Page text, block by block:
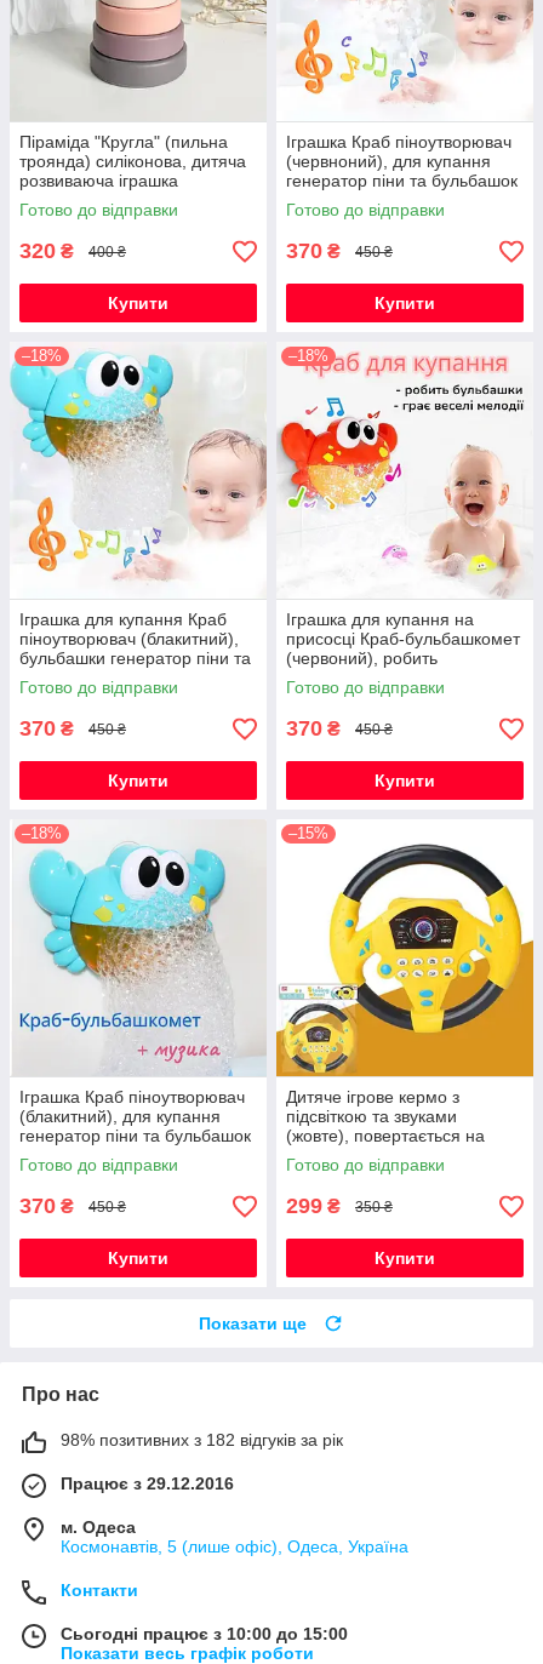
Піраміда "Кругла" (пильна
троянда) силіконова, дитяча
розвиваюча іграшка
сенсорна
Готово до відправки
320 ₴ 400 ₴
Купити
Іграшка Краб піноутворювач
(червноний), для купання
генератор піни та бульбашок
з музикою на присосці
Готово до відправки
370 ₴ 450 ₴
Купити
–18%
Іграшка для купання Краб
піноутворювач (блакитний),
бульбашки генератор піни та
бульбашок з музикою на
присосці
Готово до відправки
370 ₴ 450 ₴
Купити
–18%
Іграшка для купання на
присосці Краб-бульбашкомет
(червоний), робить
бульбашки та грає веселі
мелодії
Готово до відправки
370 ₴ 450 ₴
Купити
–18%
Іграшка Краб піноутворювач
(блакитний), для купання
генератор піни та бульбашок
з музикою на присосці
Готово до відправки
370 ₴ 450 ₴
Купити
–15%
Дитяче ігрове кермо з
підсвіткою та звуками
(жовте), повертається на
360°, інтерактивна
розвиваюча іграшка
Готово до відправки
299 ₴ 350 ₴
Купити
Показати ще
Про нас
98% позитивних з 182 відгуків за рік
Працює з 29.12.2016
м. Одеса
Космонавтів, 5 (лише офіс), Одеса, Україна
Контакти
Сьогодні працює з 10:00 до 15:00
Показати весь графік роботи